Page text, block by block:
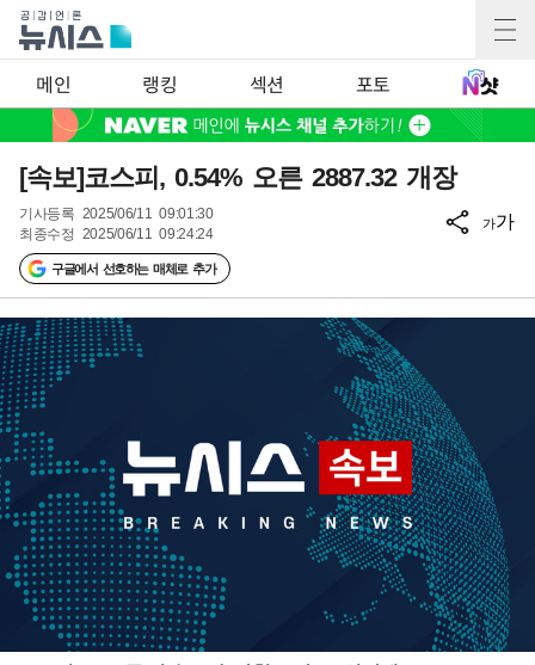
메인 랭킹 섹션 포토
[속보]코스피, 0.54% 오른 2887.32 개장
기사등록 2025/06/11 09:01:30
최종수정 2025/06/11 09:24:24
구글에서 선호하는 매체로 추가
가가